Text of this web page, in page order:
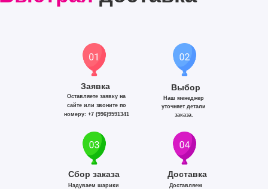
Доставка
Доставляем
Сбор заказа
Надуваем шарики
Заявка
Оставляете заявку на
сайте или звоните по
номеру: +7 (996)9591341
Выбор
Наш менеджер
уточняет детали
заказа.